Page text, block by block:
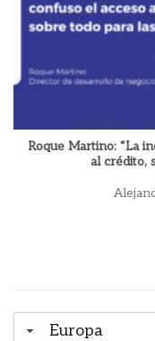
Europa
Roque Martino: “La
al crédito,